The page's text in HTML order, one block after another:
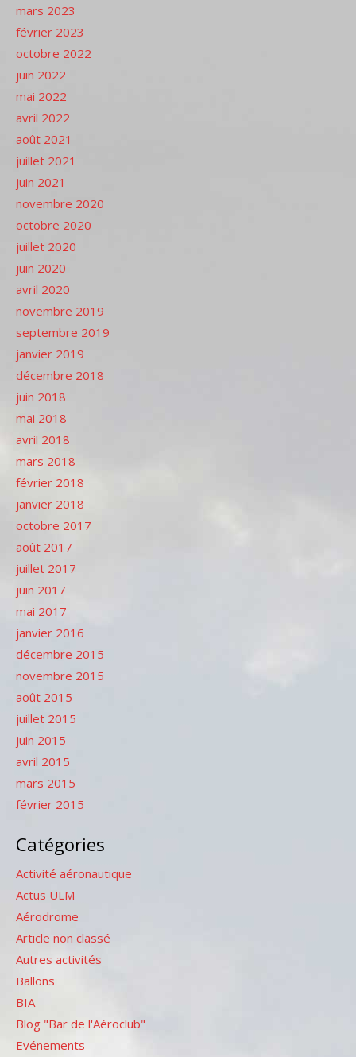
mars 2023
février 2023
octobre 2022
juin 2022
mai 2022
avril 2022
août 2021
juillet 2021
juin 2021
novembre 2020
octobre 2020
juillet 2020
juin 2020
avril 2020
novembre 2019
septembre 2019
janvier 2019
décembre 2018
juin 2018
mai 2018
avril 2018
mars 2018
février 2018
janvier 2018
octobre 2017
août 2017
juillet 2017
juin 2017
mai 2017
janvier 2016
décembre 2015
novembre 2015
août 2015
juillet 2015
juin 2015
avril 2015
mars 2015
février 2015
Catégories
Activité aéronautique
Actus ULM
Aérodrome
Article non classé
Autres activités
Ballons
BIA
Blog "Bar de l'Aéroclub"
Evénements